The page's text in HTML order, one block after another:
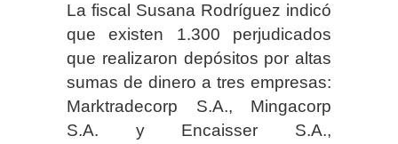
La fiscal Susana Rodríguez indicó
que existen 1.300 perjudicados
que realizaron depósitos por altas
sumas de dinero a tres empresas:
Marktradecorp S.A., Mingacorp
S.A. y Encaisser S.A.,